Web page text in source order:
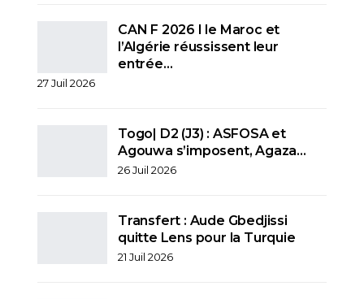
CAN F 2026 I le Maroc et
l’Algérie réussissent leur
entrée…
27 Juil 2026
Togo| D2 (J3) : ASFOSA et
Agouwa s’imposent, Agaza…
26 Juil 2026
Transfert : Aude Gbedjissi
quitte Lens pour la Turquie
21 Juil 2026